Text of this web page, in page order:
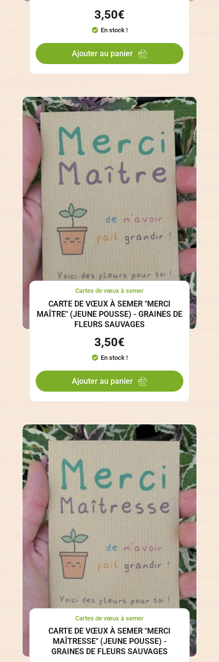
3,50€
En stock !
Ajouter au panier
Cartes de vœux à semer
CARTE DE VŒUX À SEMER "MERCI
MAÎTRE" (JEUNE POUSSE) - GRAINES DE
FLEURS SAUVAGES
3,50€
En stock !
Ajouter au panier
Cartes de vœux à semer
CARTE DE VŒUX À SEMER "MERCI
MAÎTRESSE" (JEUNE POUSSE) -
GRAINES DE FLEURS SAUVAGES